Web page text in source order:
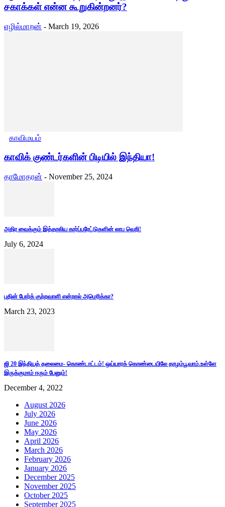
சகாக்கள் என்ன கூறுகின்றனர்?
எழில்மாறன் - March 19, 2026
காவிமயம்
காவிக் குண்டர்களின் பிடியில் இந்தியா!
தாமோதரன் - November 25, 2024
அதிர வைக்கும் இத்தாலிய கார்ப்பரேட்டுகளின் லாப வெறி!
July 6, 2024
புதின் போர்க் குற்றவாளி என்றால் அமெரிக்கா?
March 23, 2023
ஜி 20 இந்தியத் தலைமை- கொண்டாட்டம்! ஒய்யாரக் கொண்டையிலே தாழம்பூவாம்.உள்ளே
இருக்குமாம் ஈரும் பேனும்!
December 4, 2022
August 2026
July 2026
June 2026
May 2026
April 2026
March 2026
February 2026
January 2026
December 2025
November 2025
October 2025
September 2025